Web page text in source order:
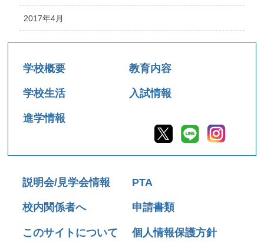
2017年4月
学校概要 教育内容
学校生活 入試情報
進学情報
説明会/見学会情報 PTA
校内関係者へ 申請書類
このサイトについて 個人情報保護方針